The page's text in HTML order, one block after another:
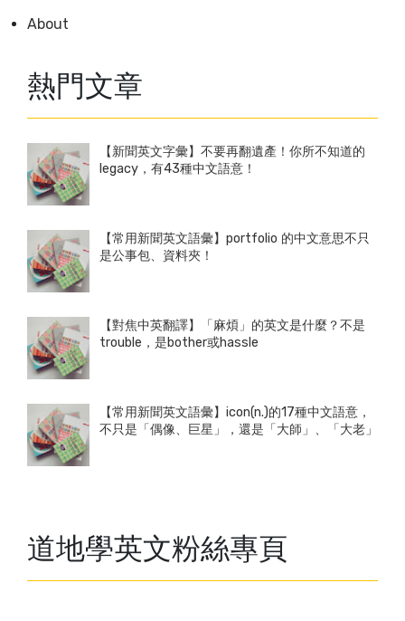
About
熱門文章
【新聞英文字彙】不要再翻遺產！你所不知道的
legacy，有43種中文語意！
【常用新聞英文語彙】portfolio 的中文意思不只
是公事包、資料夾！
【對焦中英翻譯】「麻煩」的英文是什麼？不是
trouble，是bother或hassle
【常用新聞英文語彙】icon(n.)的17種中文語意，
不只是「偶像、巨星」，還是「大師」、「大老」
道地學英文粉絲專頁